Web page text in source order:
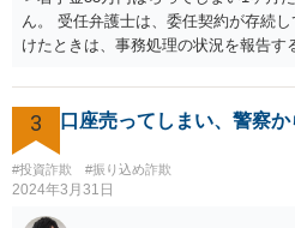
は全国の弁護士がウェブ面談・電子手
職もみんなで大家さんに関する出資金
ることは、損失の拡大を防ぐために
今からでも遅くありませんので、速や
強く推奨いたします。
ん。 受任弁護士は、委任契約が存続
けたときは、事務処理の状況を報告す
問題があります。 ＞二次被害にあっ
ですか？ 日弁連というより、担当弁
談するとよいでしょう。 ＜参照：民
４５条 受任者は、委任者の請求があ
処理の状況を報告し、委任が終了した
果を報告しなければならない。
3 口座売ってしまい、警察か
#投資詐欺 #振り込め詐欺
2024年3月31日